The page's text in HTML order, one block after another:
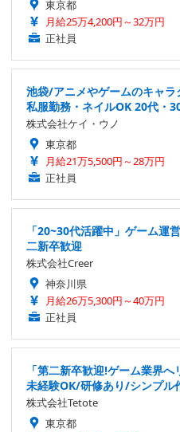
東京都
月給25万4,200円～32万円
正社員
池袋/アニメやゲームのキャ
私服勤務・ネイルOK 20代・
株式会社ケイ・ウノ
東京都
月給21万5,500円～28万円
正社員
「20~30代活躍中」ゲーム
二新卒歓迎
株式会社Creer
神奈川県
月給26万5,300円～40万円
正社員
「第二新卒歓迎!ゲーム業界
未経験OK/研修あり/シンプル
株式会社Tetote
東京都